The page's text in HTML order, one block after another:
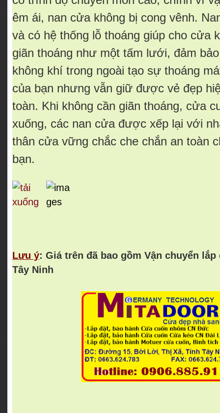
êm ái, nan cửa không bị cong vênh.
và có hệ thống lỗ thoáng giúp cho cửa
giãn thoáng như một tấm lưới, đảm
không khí trong ngoài tạo sự thoáng
của bạn nhưng vẫn giữ được vẻ đẹp
toàn. Khi không cần giãn thoáng, cửa
xuống, các nan cửa được xếp lại với
thân cửa vững chắc che chắn an toàn
bạn.
Lưu ý: Giá trên đã bao gồm Vận chuyển
Tây Ninh